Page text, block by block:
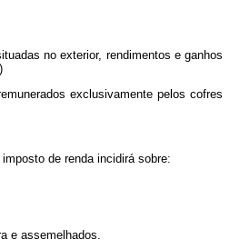
no exterior, rendimentos e ganhos
)
exclusivamente pelos cofres
de renda incidirá sobre:
e assemelhados.